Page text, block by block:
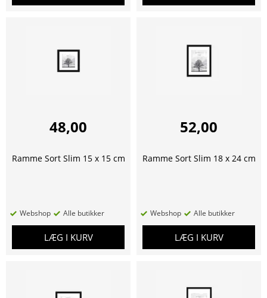
48,00
Ramme Sort Slim 15 x 15 cm
Webshop Alle butikker
LÆG I KURV
52,00
Ramme Sort Slim 18 x 24 cm
Webshop Alle butikker
LÆG I KURV